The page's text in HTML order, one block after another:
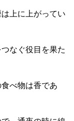
上に上がってい
なぐ役目を果た
べ物は香であ